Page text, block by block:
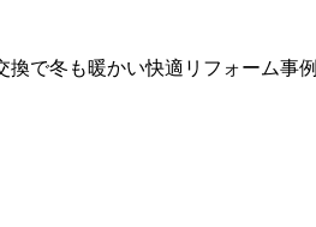
で冬も暖かい快適リフォーム事例